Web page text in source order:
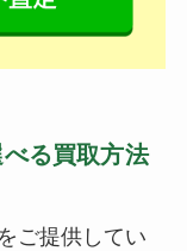
る買取方法
ご提供してい